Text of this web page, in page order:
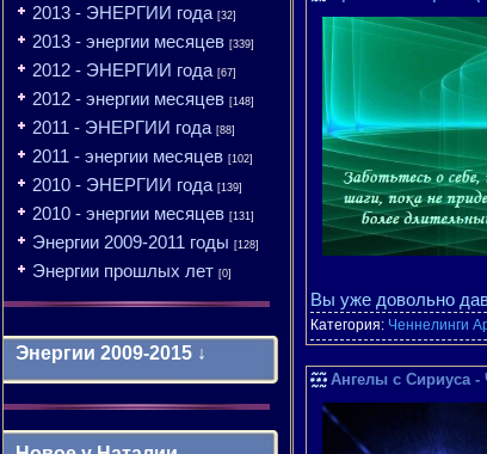
2013 - ЭНЕРГИИ года [32]
2013 - энергии месяцев [339]
2012 - ЭНЕРГИИ года [67]
2012 - энергии месяцев [148]
2011 - ЭНЕРГИИ года [88]
2011 - энергии месяцев [102]
2010 - ЭНЕРГИИ года [139]
2010 - энергии месяцев [131]
Энергии 2009-2011 годы [128]
Энергии прошлых лет [0]
Энергии 2009-2015 ↓
2010 - энергии месяцев
Вы уже довольно
Категория: Ченнелинги
Ангелы с Сириуса -